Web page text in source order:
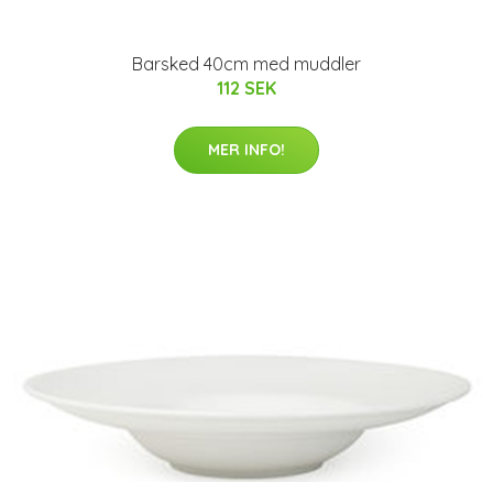
Barsked 40cm med muddler
112 SEK
MER INFO!